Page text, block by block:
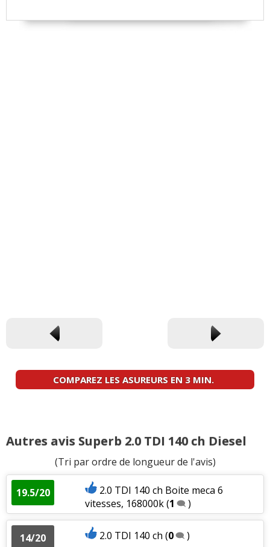
COMPAREZ LES ASUREURS EN 3 MIN.
Autres avis Superb 2.0 TDI 140 ch Diesel
(Tri par ordre de longueur de l'avis)
19.5/20
2.0 TDI 140 ch Boite meca 6
vitesses, 168000k(1 )
14/20 2.0 TDI 140 ch (0 )